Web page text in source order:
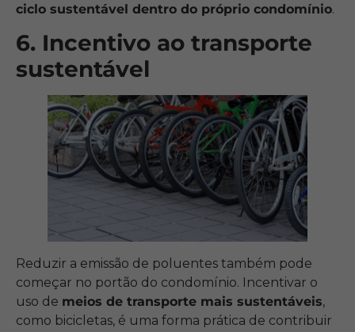
ciclo sustentável dentro do próprio condomínio.
6. Incentivo ao transporte
sustentável
Reduzir a emissão de poluentes também pode
começar no portão do condomínio. Incentivar o
uso de meios de transporte mais sustentáveis,
como bicicletas, é uma forma prática de contribuir